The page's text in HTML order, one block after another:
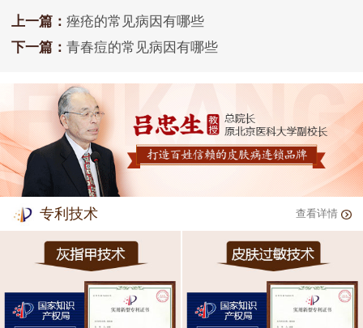
上一篇： 痤疮的常见病因有哪些
下一篇： 青春痘的常见病因有哪些
专利技术 查看详情